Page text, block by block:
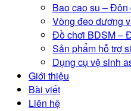
Bao cao su – Đôn
Vòng đeo dương
Đồ chơi BDSM –
Sản phẩm hỗ trợ
Dụng cụ vệ sinh
Giới thiệu
Bài viết
Liên hệ